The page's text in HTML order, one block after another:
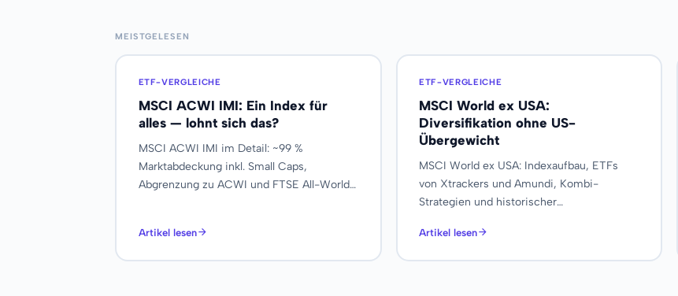
MEISTGELESEN
ETF-VERGLEICHE
MSCI ACWI IMI: Ein Index für
alles — lohnt sich das?
MSCI ACWI IMI im Detail: ~99 %
Marktabdeckung inkl. Small Caps,
Abgrenzung zu ACWI und FTSE All-World,
Artikel lesen
ETF-VERGLEICHE
MSCI World ex USA:
Diversifikation ohne US-
Übergewicht
MSCI World ex USA: Indexaufbau, ETFs
von Xtrackers und Amundi, Kombi-
Strategien und historischer
Klumpenrisiko gezielt.
Artikel lesen